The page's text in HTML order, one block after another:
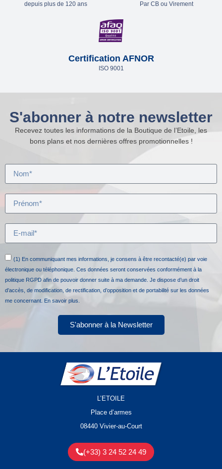
depuis plus de 120 ans Par CB ou Virement
Certification AFNOR
ISO 9001
S'abonner à notre newsletter
Recevez toutes les informations de la Boutique de l’Etoile, les
bons plans et nos dernières offres promotionnelles !
(1) En communiquant mes informations, je consens à être recontacté(e) par voie
électronique ou téléphonique. Ces données seront conservées conformément à la
politique RGPD afin de pouvoir donner suite à ma demande. Je dispose d’un droit
d’accès, de modification, de rectification, d’opposition et de portabilité sur les données
me concernant. En savoir plus.
S'abonner à la Newsletter
L’ETOILE
Place d’armes
08440 Vivier-au-Court
(+33) 3 24 52 24 49